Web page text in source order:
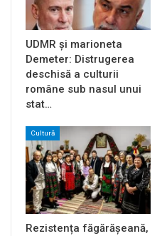
UDMR și marioneta
Demeter: Distrugerea
deschisă a culturii
române sub nasul unui
stat…
Cultură
Rezistența făgărășeană,